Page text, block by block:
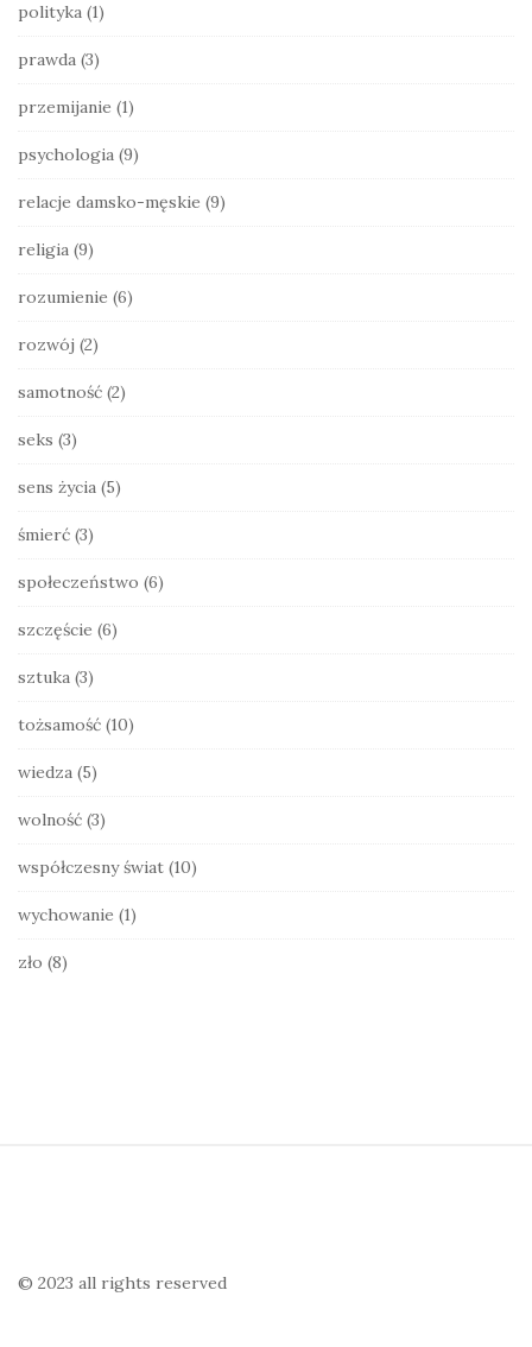
polityka (1)
prawda (3)
przemijanie (1)
psychologia (9)
relacje damsko-męskie (9)
religia (9)
rozumienie (6)
rozwój (2)
samotność (2)
seks (3)
sens życia (5)
śmierć (3)
społeczeństwo (6)
szczęście (6)
sztuka (3)
tożsamość (10)
wiedza (5)
wolność (3)
współczesny świat (10)
wychowanie (1)
zło (8)
© 2023 all rights reserved